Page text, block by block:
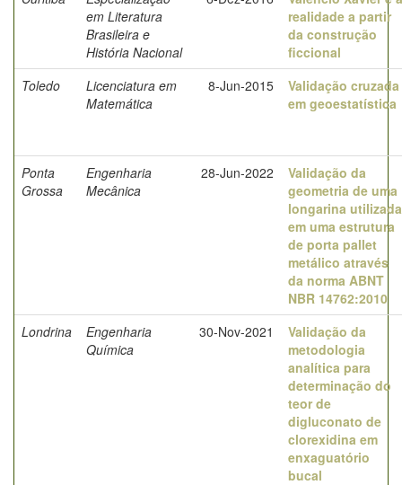
em Literatura
Brasileira e
História Nacional
realidade a partir
da construção
ficcional
Toledo
Licenciatura em
Matemática
8-Jun-2015
Validação cruzada
em geoestatística
Ponta
Grossa
Engenharia
Mecânica
28-Jun-2022
Validação da
geometria de uma
longarina utilizada
em uma estrutura
de porta pallet
metálico através
da norma ABNT
NBR 14762:2010
Londrina
Engenharia
Química
30-Nov-2021
Validação da
metodologia
analítica para
determinação do
teor de
digluconato de
clorexidina em
enxaguatório
bucal